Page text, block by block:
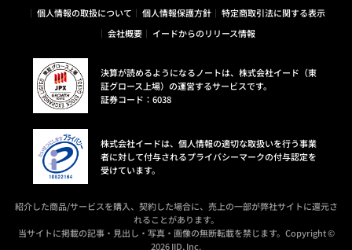
個人情報の取扱について
個人情報保護方針
特定商取引法に関する表示
会社概要
イードからのリリース情報
決算が読めるようになるノートは、株式会社イード（東
証グロース上場）の運営するサービスです。
証券コード：6038
株式会社イードは、個人情報の適切な取扱いを行う事業
者に対して付与されるプライバシーマークの付与認定を
受けています。
紹介した商品/サービスを購入、契約した場合に、売上の一部が弊社サイトに還元さ
れることがあります。
当サイトに掲載の記事・見出し・写真・画像の無断転載を禁じます。Copyright ©
2026 IID, Inc.